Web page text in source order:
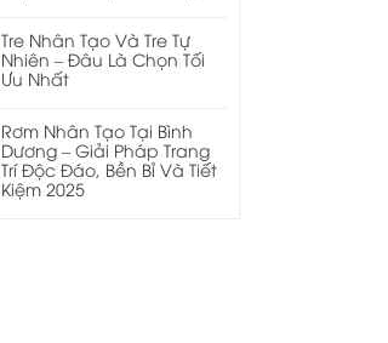
Tre Nhân Tạo Và Tre Tự
Nhiên – Đâu Là Chọn Tối
Ưu Nhất
Rơm Nhân Tạo Tại Bình
Dương – Giải Pháp Trang
Trí Độc Đáo, Bền Bỉ Và Tiết
Kiệm 2025